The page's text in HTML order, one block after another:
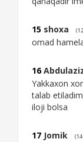
15 shoxa
omad
16
Yakkaxon
talab
iloji bolsa
17 Jomik